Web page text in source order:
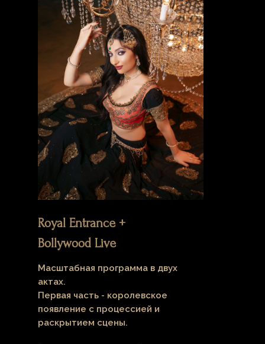
Масштабная программа в двух
актах.
Первая часть - королевское
появление с процессией и
раскрытием сцены.
Royal Entrance +
Bollywood Live